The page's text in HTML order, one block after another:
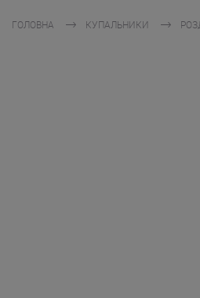
ГОЛОВНА КУПАЛЬНИКИ